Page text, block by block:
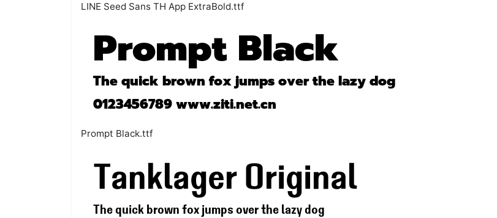
LINE Seed Sans TH App ExtraBold.ttf
Prompt Black.ttf